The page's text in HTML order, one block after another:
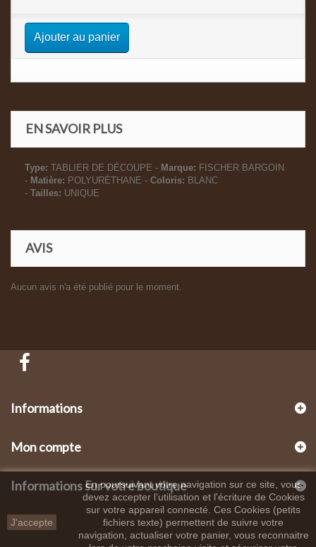
Ajouter au panier
EN SAVOIR PLUS
Type: TABLIER DE DÉCOUPE - Marque: FISCHER BARGOIN
- Matière: POLYURÉTHANE - Coloris: BLANC
- Tailles: UNIQUE
AVIS
Aucun avis n'a été publié pour le moment.
Informations
Mon compte
Informations sur votre boutique
J'accepte
En poursuivant votre navigation sur ce site, vous
devez accepter l’utilisation et l'écriture de Cookies
sur votre appareil connecté. Ces Cookies (petits
fichiers texte) permettent de suivre votre
navigation, actualiser votre panier, vous reconnaitre